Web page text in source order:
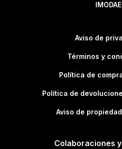
IMODAE
Aviso de
Términos y
Política de
Política de
Aviso de
Colaboraciones